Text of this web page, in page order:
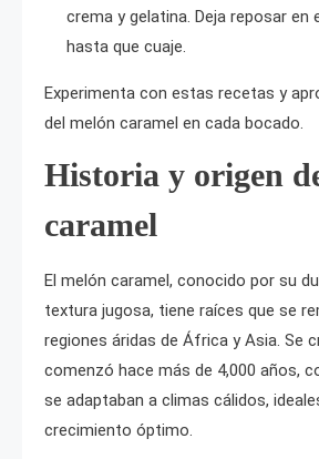
crema y gelatina. Deja reposar en
hasta que cuaje.
Experimenta con estas recetas y
del melón caramel en cada bocado.
Historia y origen
caramel
El melón caramel, conocido por su
textura jugosa, tiene raíces que se
regiones áridas de África y Asia. Se
comenzó hace más de 4,000 años,
se adaptaban a climas cálidos,
crecimiento óptimo.